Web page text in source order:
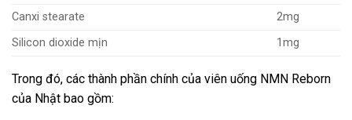
Canxi stearate
2mg
Silicon dioxide mịn
1mg
Trong đó, các thành phần chính của viên uống NMN Reborn
của Nhật bao gồm: